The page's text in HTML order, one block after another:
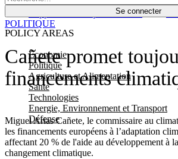
Se connecter
POLICY AREAS
Economie
Politique
Agriculture et Alimentation
Santé
Technologies
Energie, Environnement et Transport
Défense
Économie
Cañete promet
financements
Miguel Arias Cañete, le commissaire au
les financements européens à l’adaptation
affectant 20 % de l'aide au développement à
changement climatique.
POLITIQUE